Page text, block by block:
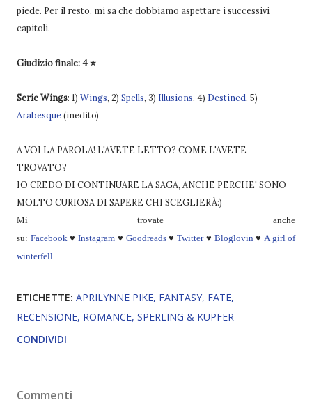
piede. Per il resto, mi sa che dobbiamo aspettare i successivi
capitoli.
Giudizio finale: 4 ⭐
Serie Wings: 1) Wings, 2) Spells, 3) Illusions, 4) Destined, 5)
Arabesque(inedito)
A VOI LA PAROLA! L'AVETE LETTO? COME L'AVETE
TROVATO?
IO CREDO DI CONTINUARE LA SAGA, ANCHE PERCHE' SONO
MOLTO CURIOSA DI SAPERE CHI SCEGLIERÀ:)
Mi trovate anche
su: Facebook ♥ Instagram ♥ Goodreads ♥ Twitter ♥ Bloglovin ♥ A girl of
winterfell
ETICHETTE: APRILYNNE PIKE FANTASY FATE
RECENSIONE ROMANCE SPERLING & KUPFER
CONDIVIDI
Commenti